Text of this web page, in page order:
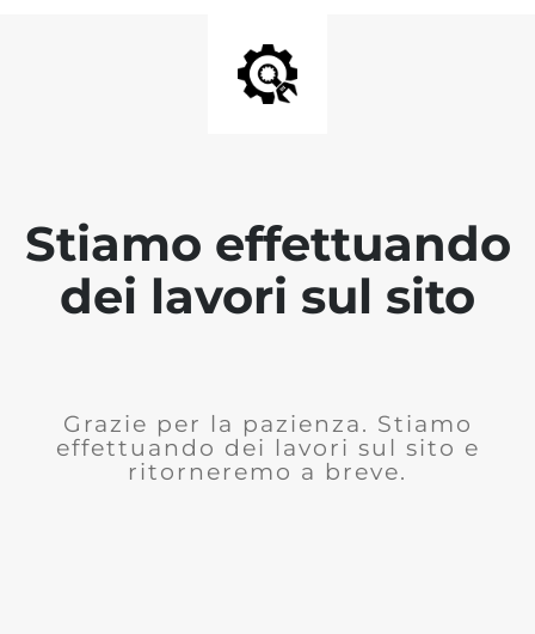
Stiamo effettuando
dei lavori sul sito
Grazie per la pazienza. Stiamo
effettuando dei lavori sul sito e
ritorneremo a breve.